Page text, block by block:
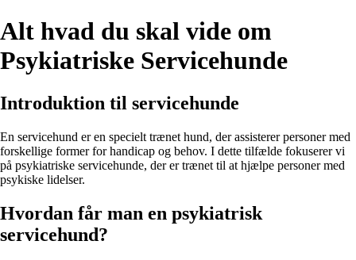
Alt hvad du skal vide om
Psykiatriske Servicehunde
Introduktion til servicehunde
En servicehund er en specielt trænet hund, der assisterer personer med
forskellige former for handicap og behov. I dette tilfælde fokuserer vi
på psykiatriske servicehunde, der er trænet til at hjælpe personer med
psykiske lidelser.
Hvordan får man en psykiatrisk
servicehund?